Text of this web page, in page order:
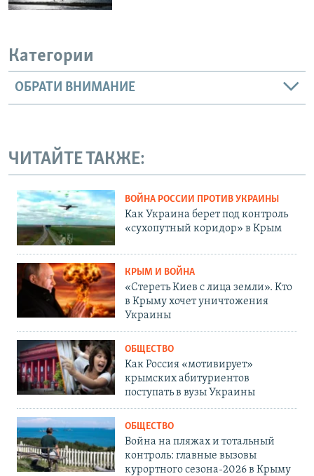
Категории
ОБРАТИ ВНИМАНИЕ
ЧИТАЙТЕ ТАКЖЕ:
ВОЙНА РОССИИ ПРОТИВ УКРАИНЫ
Как Украина берет под контроль
«сухопутный коридор» в Крым
КРЫМ И ВОЙНА
«Стереть Киев с лица земли». Кто
в Крыму хочет уничтожения
Украины
ОБЩЕСТВО
Как Россия «мотивирует»
крымских абитуриентов
поступать в вузы Украины
ОБЩЕСТВО
Война на пляжах и тотальный
контроль: главные вызовы
курортного сезона-2026 в Крыму